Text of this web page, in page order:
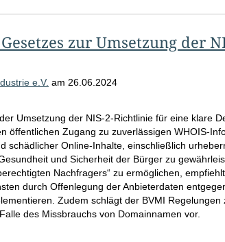
Stellungnahmen/Gutachten
zur Umsetzung der
e.V. am 26.06.2024
Umsetzung der NIS-2-Richtlinie für eine klare
öffentlichen Zugang zu zuverlässigen WHOIS-
schädlicher Online-Inhalte, einschließlich
und Sicherheit der Bürger zu
Nachfragers“ zu ermöglichen,
durch Offenlegung der Anbieterdaten
Zudem schlägt der BVMI Regelungen
des Missbrauchs von Domainnamen vor.